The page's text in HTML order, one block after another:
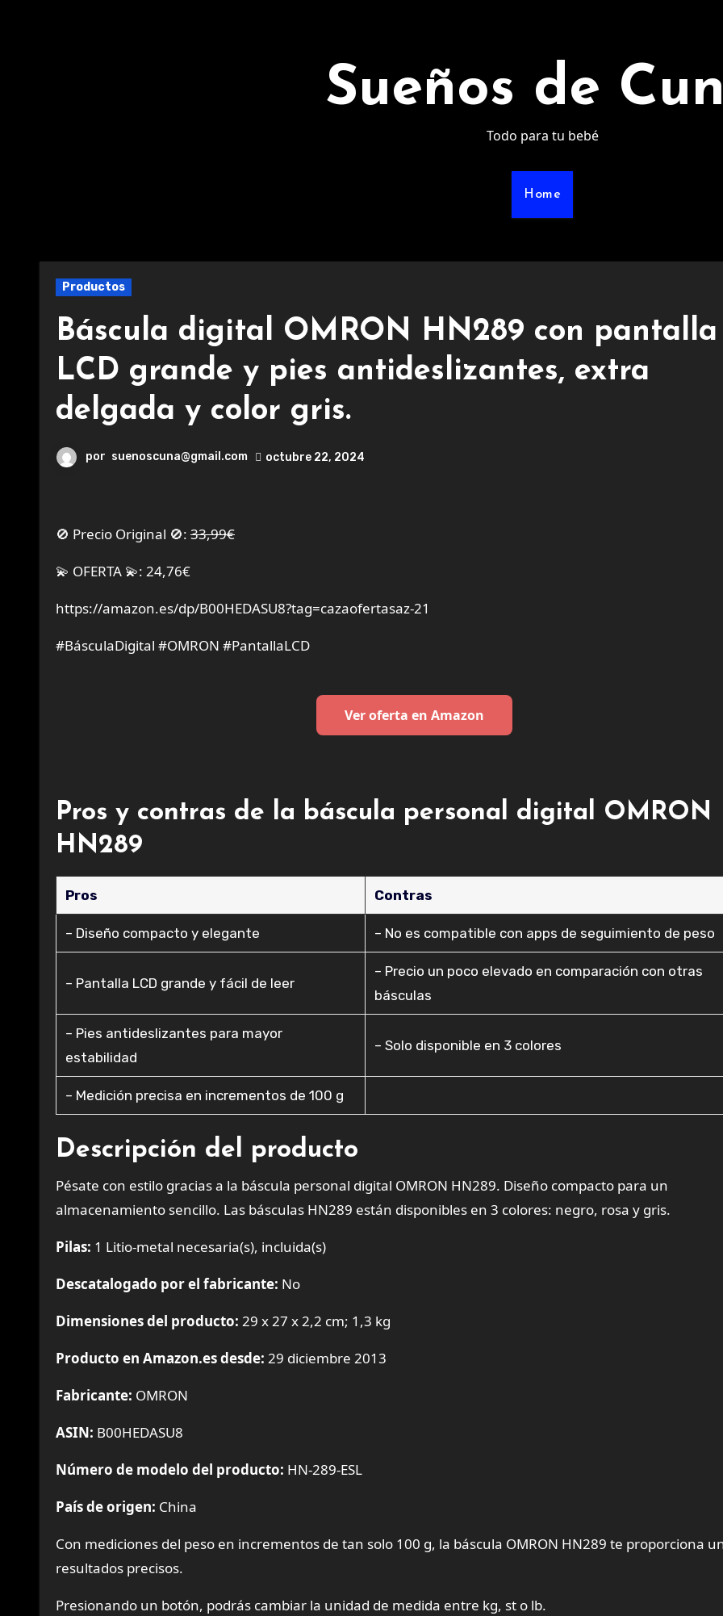
Sueños de
Todo para tu bebé
Home
Productos
Báscula digital OMRON HN289 con pantalla
LCD grande y pies antideslizantes, extra
delgada y color gris.
por suenoscuna@gmail.com octubre 22, 2024
🚫 Precio Original 🚫: 33,99€
💫 OFERTA 💫: 24,76€
https://amazon.es/dp/B00HEDASU8?tag=cazaofertasaz-21
#BásculaDigital #OMRON #PantallaLCD
Ver oferta en Amazon
Pros y contras de la báscula personal digital OMRON
HN289
Pros Contras
– Diseño compacto y elegante – No es compatible con apps de seguimiento de peso
– Pantalla LCD grande y fácil de leer
– Precio un poco elevado en comparación con otras
básculas
– Pies antideslizantes para mayor
estabilidad
– Solo disponible en 3 colores
– Medición precisa en incrementos de 100 g
Descripción del producto
Pésate con estilo gracias a la báscula personal digital OMRON HN289. Diseño compacto para un
almacenamiento sencillo. Las básculas HN289 están disponibles en 3 colores: negro, rosa y gris.
Pilas: 1 Litio-metal necesaria(s), incluida(s)
Descatalogado por el fabricante: No
Dimensiones del producto: 29 x 27 x 2,2 cm; 1,3 kg
Producto en Amazon.es desde: 29 diciembre 2013
Fabricante: OMRON
ASIN: B00HEDASU8
Número de modelo del producto: HN-289-ESL
País de origen: China
Con mediciones del peso en incrementos de tan solo 100 g, la báscula OMRON HN289 te proporciona
resultados precisos.
Presionando un botón, podrás cambiar la unidad de medida entre kg, st o lb.